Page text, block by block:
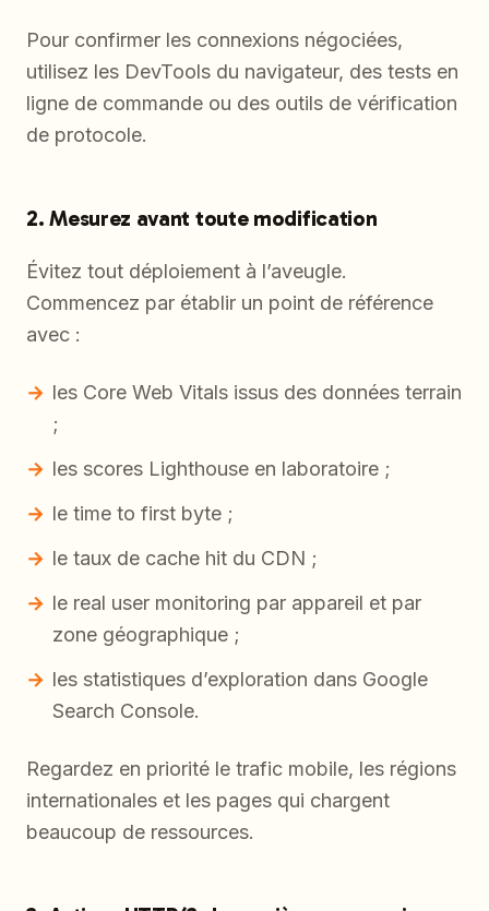
Pour confirmer les connexions négociées,
utilisez les DevTools du navigateur, des tests en
ligne de commande ou des outils de vérification
de protocole.
2. Mesurez avant toute modification
Évitez tout déploiement à l’aveugle.
Commencez par établir un point de référence
avec :
les Core Web Vitals issus des données terrain
;
les scores Lighthouse en laboratoire ;
le time to first byte ;
le taux de cache hit du CDN ;
le real user monitoring par appareil et par
zone géographique ;
les statistiques d’exploration dans Google
Search Console.
Regardez en priorité le trafic mobile, les régions
internationales et les pages qui chargent
beaucoup de ressources.